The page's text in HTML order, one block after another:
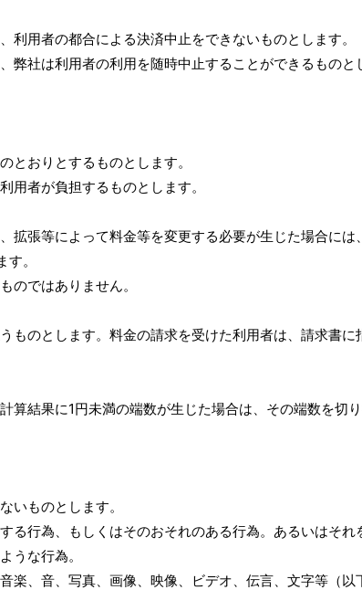
用者の都合による決済中止をできないものとします。
社は利用者の利用を随時中止することができるものと
とおりとするものとします。
用者が負担するものとします。
拡張等によって料金等を変更する必要が生じた場合に
。
のではありません。
ものとします。料金の請求を受けた利用者は、請求書
結果に1円未満の端数が生じた場合は、その端数を切り
いものとします。
行為、もしくはそのおそれのある行為。あるいはそれ
うな行為。
楽、音、写真、画像、映像、ビデオ、伝言、文字等（